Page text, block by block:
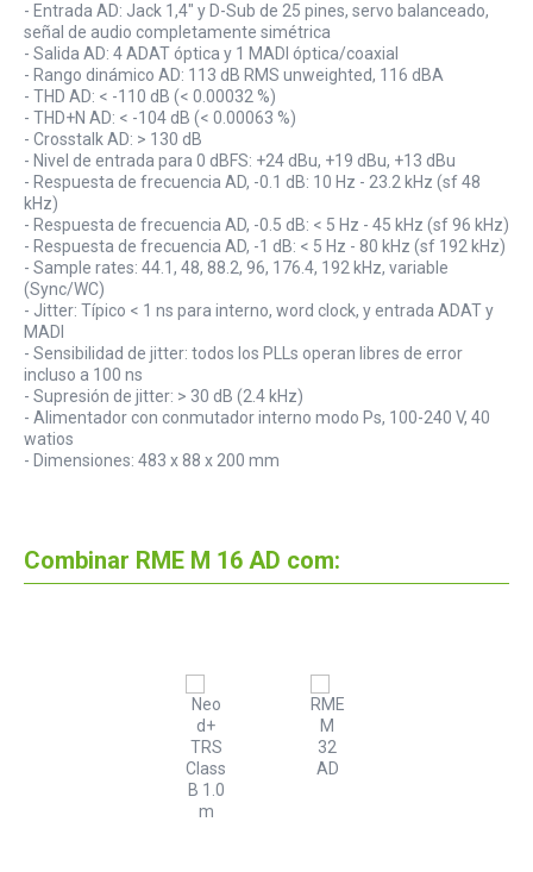
- Entrada AD: Jack 1,4" y D-Sub de 25 pines, servo balanceado,
señal de audio completamente simétrica
- Salida AD: 4 ADAT óptica y 1 MADI óptica/coaxial
- Rango dinámico AD: 113 dB RMS unweighted, 116 dBA
- THD AD: < -110 dB (< 0.00032 %)
- THD+N AD: < -104 dB (< 0.00063 %)
- Crosstalk AD: > 130 dB
- Nivel de entrada para 0 dBFS: +24 dBu, +19 dBu, +13 dBu
- Respuesta de frecuencia AD, -0.1 dB: 10 Hz - 23.2 kHz (sf 48
kHz)
- Respuesta de frecuencia AD, -0.5 dB: < 5 Hz - 45 kHz (sf 96 kHz)
- Respuesta de frecuencia AD, -1 dB: < 5 Hz - 80 kHz (sf 192 kHz)
- Sample rates: 44.1, 48, 88.2, 96, 176.4, 192 kHz, variable
(Sync/WC)
- Jitter: Típico < 1 ns para interno, word clock, y entrada ADAT y
MADI
- Sensibilidad de jitter: todos los PLLs operan libres de error
incluso a 100 ns
- Supresión de jitter: > 30 dB (2.4 kHz)
- Alimentador con conmutador interno modo Ps, 100-240 V, 40
watios
- Dimensiones: 483 x 88 x 200 mm
Combinar RME M 16 AD com: